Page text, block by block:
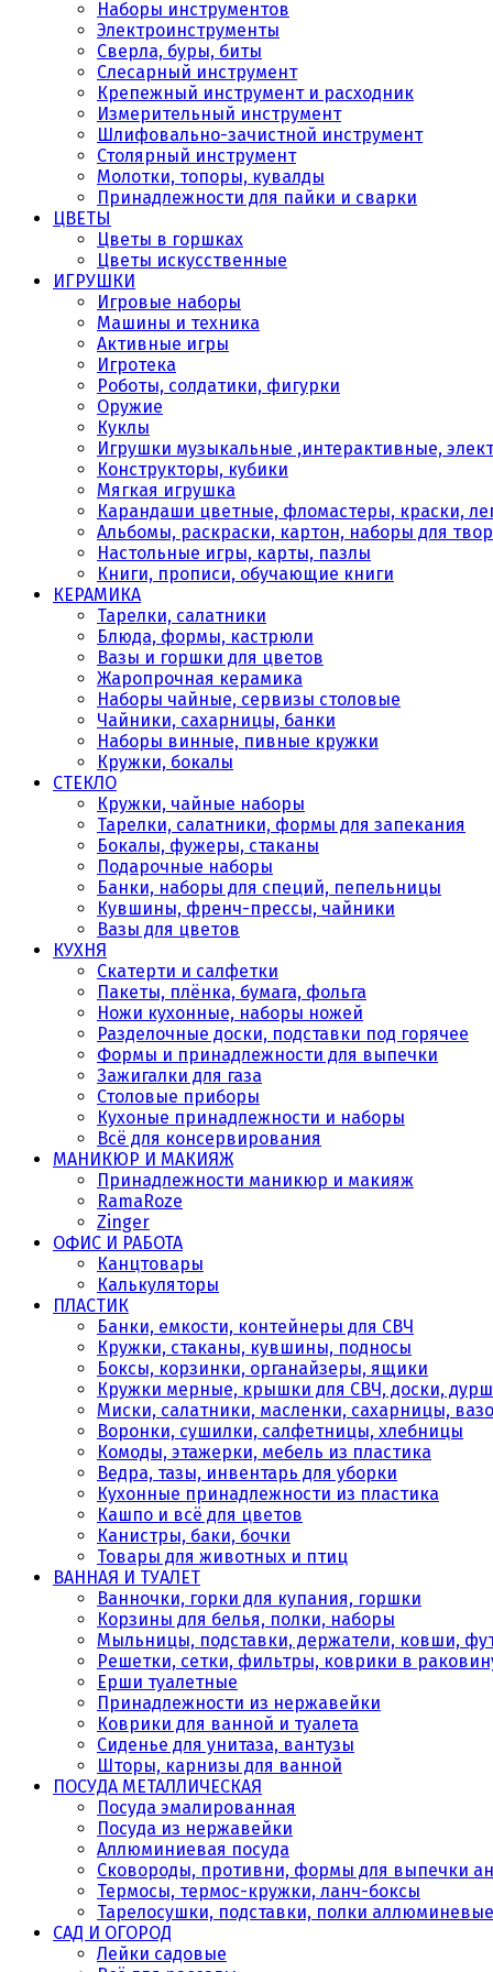
Наборы инструментов
Электроинструменты
Сверла, буры, биты
Слесарный инструмент
Крепежный инструмент и расходник
Измерительный инструмент
Шлифовально-зачистной инструмент
Столярный инструмент
Молотки, топоры, кувалды
Принадлежности для пайки и сварки
ЦВЕТЫ
Цветы в горшках
Цветы искусственные
ИГРУШКИ
Игровые наборы
Машины и техника
Активные игры
Игротека
Роботы, солдатики, фигурки
Оружие
Куклы
Игрушки музыкальные ,интерактивные,
Конструкторы, кубики
Мягкая игрушка
Карандаши цветные, фломастеры, краски,
Альбомы, раскраски, картон, наборы для
Настольные игры, карты, пазлы
Книги, прописи, обучающие книги
КЕРАМИКА
Тарелки, салатники
Блюда, формы, кастрюли
Вазы и горшки для цветов
Жаропрочная керамика
Наборы чайные, сервизы столовые
Чайники, сахарницы, банки
Наборы винные, пивные кружки
Кружки, бокалы
СТЕКЛО
Кружки, чайные наборы
Тарелки, салатники, формы для запекания
Бокалы, фужеры, стаканы
Подарочные наборы
Банки, наборы для специй, пепельницы
Кувшины, френч-прессы, чайники
Вазы для цветов
КУХНЯ
Скатерти и салфетки
Пакеты, плёнка, бумага, фольга
Ножи кухонные, наборы ножей
Разделочные доски, подставки под горячее
Формы и принадлежности для выпечки
Зажигалки для газа
Столовые приборы
Кухоные принадлежности и наборы
Всё для консервирования
МАНИКЮР И МАКИЯЖ
Принадлежности маникюр и макияж
RamaRoze
Zinger
ОФИС И РАБОТА
Канцтовары
Калькуляторы
ПЛАСТИК
Банки, емкости, контейнеры для СВЧ
Кружки, стаканы, кувшины, подносы
Боксы, корзинки, органайзеры, ящики
Кружки мерные, крышки для СВЧ, доски,
Миски, салатники, масленки, сахарницы,
Воронки, сушилки, салфетницы, хлебницы
Комоды, этажерки, мебель из пластика
Ведра, тазы, инвентарь для уборки
Кухонные принадлежности из пластика
Кашпо и всё для цветов
Канистры, баки, бочки
Товары для животных и птиц
ВАННАЯ И ТУАЛЕТ
Ванночки, горки для купания, горшки
Корзины для белья, полки, наборы
Мыльницы, подставки, держатели, ковши,
Решетки, сетки, фильтры, коврики в
Ерши туалетные
Принадлежности из нержавейки
Коврики для ванной и туалета
Сиденье для унитаза, вантузы
Шторы, карнизы для ванной
ПОСУДА МЕТАЛЛИЧЕСКАЯ
Посуда эмалированная
Посуда из нержавейки
Аллюминиевая посуда
Сковороды, противни, формы для выпечки
Термосы, термос-кружки, ланч-боксы
Тарелосушки, подставки, полки аллюминевые
САД И ОГОРОД
Лейки садовые